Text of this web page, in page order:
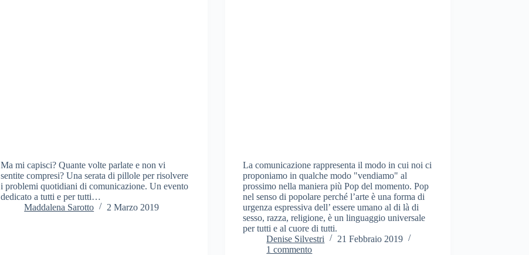
Ma mi capisci? Quante volte parlate e non vi
sentite compresi? Una serata di pillole per risolvere
i problemi quotidiani di comunicazione. Un evento
dedicato a tutti e per tutti…
Maddalena Sarotto
2 Marzo 2019
La comunicazione rappresenta il modo in cui noi ci
proponiamo in qualche modo "vendiamo" al
prossimo nella maniera più Pop del momento. Pop
nel senso di popolare perché l’arte è una forma di
urgenza espressiva dell’ essere umano al di là di
sesso, razza, religione, è un linguaggio universale
per tutti e al cuore di tutti.
Denise Silvestri
21 Febbraio 2019
1 commento